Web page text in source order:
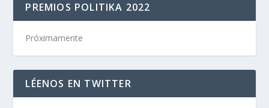
PREMIOS POLITIKA 2022
Próximamente
LÉENOS EN TWITTER